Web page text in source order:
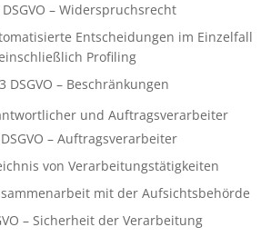
– Widerspruchsrecht
Entscheidungen im Einzelfall
Profiling
DSGVO – Beschränkungen
und Auftragsverarbeiter
– Auftragsverarbeiter
von Verarbeitungstätigkeiten
mit der Aufsichtsbehörde
– Sicherheit der Verarbeitung